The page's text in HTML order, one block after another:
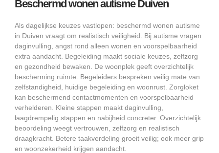
Beschermd wonen autisme Duiven
Als dagelijkse keuzes vastlopen: beschermd wonen autisme
in Duiven vraagt om realistisch veiligheid. Bij autisme vragen
daginvulling, angst rond alleen wonen en voorspelbaarheid
extra aandacht. Begeleiding maakt sociale keuzes, zelfzorg
en gezondheid bewaken. De woonplek geeft overzichtelijk
bescherming ruimte. Begeleiders bespreken veilig mate van
zelfstandigheid, huidige begeleiding en woonrust. Zorgloket
kan beschermend contactmomenten en voorspelbaarheid
verhelderen. Kleine stappen maakt daginvulling,
laagdrempelig stappen en nabijheid concreter. Overzichtelijk
beoordeling weegt vertrouwen, zelfzorg en realistisch
draagkracht. Betere taakverdeling groeit veilig; ook meer grip
en woonzekerheid krijgen aandacht.